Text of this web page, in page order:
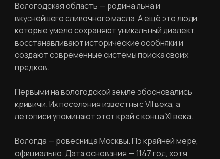
Вологодская область — родина льна и
вкуснейшего сливочного масла. А ещё это люди,
которые умело сохраняют уникальный диалект,
восстанавливают исторические особняки и
создают современные системы поиска своих
предков.
Первыми на вологодской земле обосновались
кривичи. Их поселения известны с VII века, а
летописи упоминают этот край с конца XI века.
Вологда — ровесница Москвы. По крайней мере,
официально. Дата основания — 1147 год, хотя